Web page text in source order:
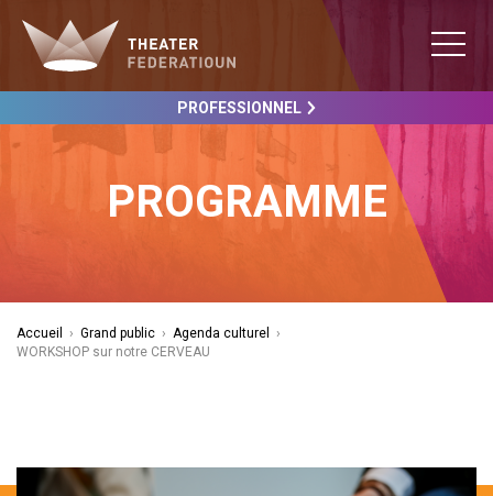
PROFESSIONNEL
PROGRAMME
Accueil › Grand public › Agenda culturel
›
WORKSHOP sur notre CERVEAU